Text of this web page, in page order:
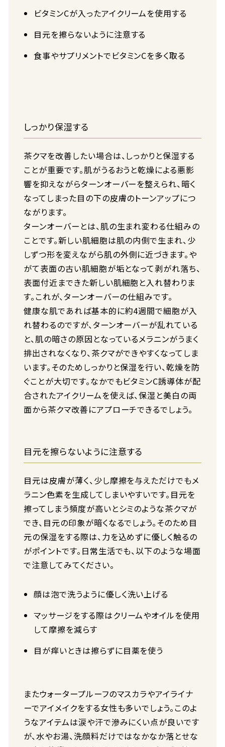
ビタミンCが入ったアイクリームを使用する
目元を擦らないように注意する
食事やサプリメントでビタミンCを多く取る
しっかり保湿する
茶クマを改善したい場合は、しっかりと保湿する
ことが重要です。肌がうるおうと乾燥による悪影
響を抑えながらターンオーバーを整えられ、暗く
なってしまった目の下の皮膚のトーンアップにつ
ながります。
ターンオーバーとは、肌の生まれ変わる仕組みの
ことです。新しい肌細胞は肌の内側で生まれ、少
しずつ形を変えながら肌の外側に近づきます。や
がて表面の古い肌細胞が垢となって剥がれ落ち、
表面付近まできた新しい肌細胞と入れ替わりま
す。これが、ターンオーバーの仕組みです。
健康な肌であれば基本的に約4週間で細胞が入
れ替わるのですが、ターンオーバーが乱れている
と、肌の暗さの原因となっているメラニンがうまく
排出されなくなり、茶クマができやすくなってしま
います。そのためしっかりと保湿を行い、乾燥を防
ぐことが大切です。なかでもビタミンC誘導体が配
合されたアイクリームを使えば、保湿と美白の両
面から茶クマ改善にアプローチできるでしょう。
目元を擦らないように注意する
目元は皮膚が薄く、少し摩擦を与えただけでもメ
ラニン色素を生成してしまいやすいです。目元を
擦ってしまう頻度が高いとシミのような茶クマが
でき、目元の印象が暗くなるでしょう。そのため目
元の保湿をする際は、力を込めずに優しく触るの
がポイントです。日常生活でも、以下のような場面
で注意してみてください。
顔は泡で洗うように優しく洗い上げる
マッサージをする際はクリームやオイルを使用
して摩擦を減らす
目が痒いときは擦らずに目薬を使う
またウォータープルーフのマスカラやアイライナ
ーでアイメイクをする女性も多いでしょう。このよ
うなアイテムは涙や汗で滲みにくい点が良いです
が、水やお湯、洗顔料だけではなかなか落とせな